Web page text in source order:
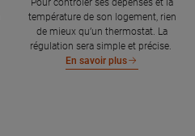
température de son logement, rien
de mieux qu’un thermostat. La
régulation sera simple et précise.
En savoir plus